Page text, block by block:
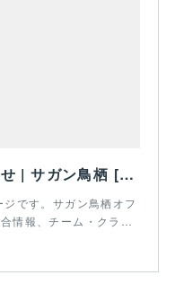
梁勇基選手 新加入のお知らせ | サガン鳥栖 [公式] オフィシャルサイト
です。サガン鳥栖オフ
情報、チーム・クラ…